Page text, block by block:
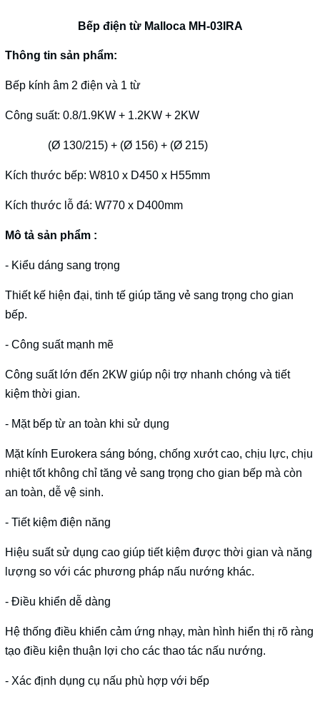
Bếp điện từ Malloca MH-03IRA
Thông tin sản phẩm:
Bếp kính âm 2 điện và 1 từ
Công suất: 0.8/1.9KW + 1.2KW + 2KW
(Ø 130/215) + (Ø 156) + (Ø 215)
Kích thước bếp: W810 x D450 x H55mm
Kích thước lỗ đá: W770 x D400mm
Mô tả sản phẩm :
- Kiểu dáng sang trọng
Thiết kế hiện đại, tinh tế giúp tăng vẻ sang trọng cho gian
bếp.
- Công suất mạnh mẽ
Công suất lớn đến 2KW giúp nội trợ nhanh chóng và tiết
kiệm thời gian.
- Mặt bếp từ an toàn khi sử dụng
Mặt kính Eurokera sáng bóng, chống xướt cao, chịu lực, chịu
nhiệt tốt không chỉ tăng vẻ sang trọng cho gian bếp mà còn
an toàn, dễ vệ sinh.
- Tiết kiệm điện năng
Hiệu suất sử dụng cao giúp tiết kiệm được thời gian và năng
lượng so với các phương pháp nấu nướng khác.
- Điều khiển dễ dàng
Hệ thống điều khiển cảm ứng nhạy, màn hình hiển thị rõ ràng
tạo điều kiện thuận lợi cho các thao tác nấu nướng.
- Xác định dụng cụ nấu phù hợp với bếp